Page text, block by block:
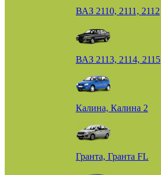
ВАЗ 2110, 2111, 2112
ВАЗ 2113, 2114, 2115
Калина, Калина 2
Гранта, Гранта FL